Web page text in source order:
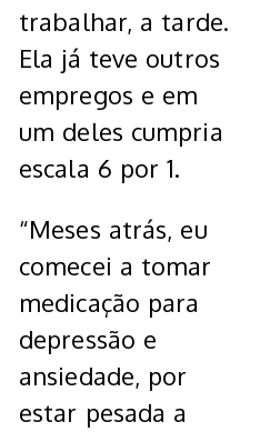
trabalhar, a tarde.
Ela já teve outros
empregos e em
um deles cumpria
escala 6 por 1.
“Meses atrás, eu
comecei a tomar
medicação para
depressão e
ansiedade, por
estar pesada a